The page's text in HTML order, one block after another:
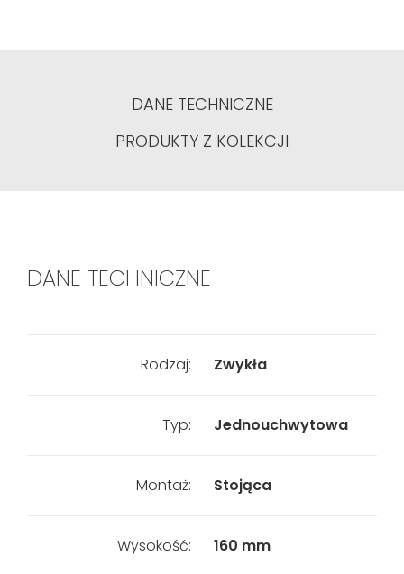
DANE TECHNICZNE
PRODUKTY Z KOLEKCJI
DANE TECHNICZNE
Rodzaj: Zwykła
Typ: Jednouchwytowa
Montaż: Stojąca
Wysokość: 160 mm